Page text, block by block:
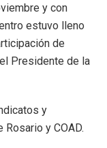
y con
estuvo lleno
de
Presidente de la
y
y COAD.